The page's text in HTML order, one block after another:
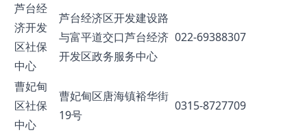
芦台经
济开发
区社保
中心
芦台经济区开发建设路
与富平道交口芦台经济
开发区政务服务中心
022-69388307
曹妃甸
区社保
中心
曹妃甸区唐海镇裕华街
19号
0315-8727709